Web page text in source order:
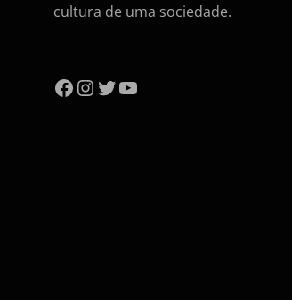
cultura de uma sociedade.
Facebook
Instagram
Twitter
YouTube